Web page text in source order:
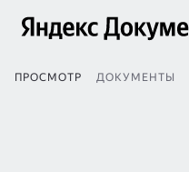
ПРОСМОТР ДОКУМЕНТЫ